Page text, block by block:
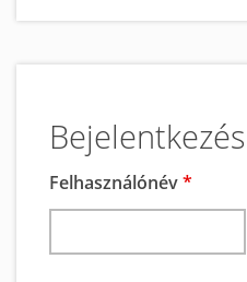
Bejelentkezés
Felhasználónév*